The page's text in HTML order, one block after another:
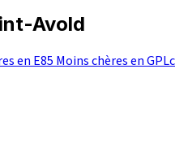
Avold
en E85 Moins chères en GPLc